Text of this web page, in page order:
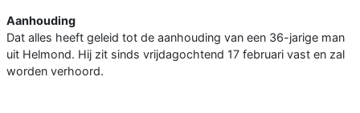
Aanhouding
Dat alles heeft geleid tot de aanhouding van een 36-jarige man
uit Helmond. Hij zit sinds vrijdagochtend 17 februari vast en zal
worden verhoord.